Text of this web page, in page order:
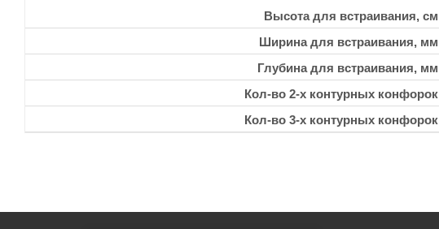
Высота для встраивания, см
Ширина для встраивания, мм
Глубина для встраивания, мм
Кол-во 2-х контурных конфорок
Кол-во 3-х контурных конфорок